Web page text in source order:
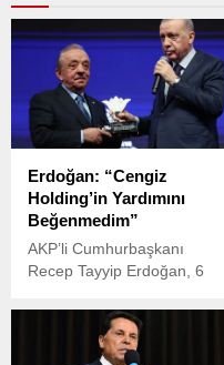
Erdoğan: “Cengiz
Holding’in Yardımını
Beğenmedim”
AKP’li Cumhurbaşkanı
Recep Tayyip Erdoğan, 6
dönümünde hak sahiplerine
konut anahtarlarını teslim
ettiği törenin ardından